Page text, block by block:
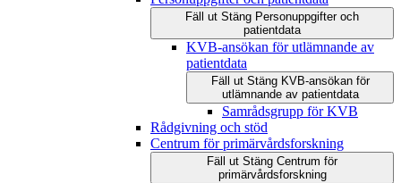
Fäll ut Stäng Personuppgifter och
patientdata
KVB-ansökan för utlämnande av
patientdata
Fäll ut Stäng KVB-ansökan för
utlämnande av patientdata
Samrådsgrupp för KVB
Rådgivning och stöd
Centrum för primärvårdsforskning
Fäll ut Stäng Centrum för
primärvårdsforskning